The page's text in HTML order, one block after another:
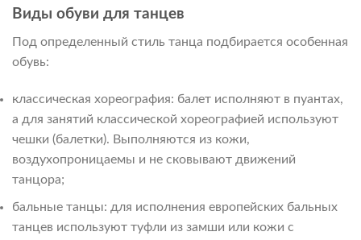
Виды обуви для танцев
Под определенный стиль танца подбирается особенная
обувь:
классическая хореография: балет исполняют в пуантах,
а для занятий классической хореографией используют
чешки (балетки). Выполняются из кожи,
воздухопроницаемы и не сковывают движений
танцора;
бальные танцы: для исполнения европейских бальных
танцев используют туфли из замши или кожи с